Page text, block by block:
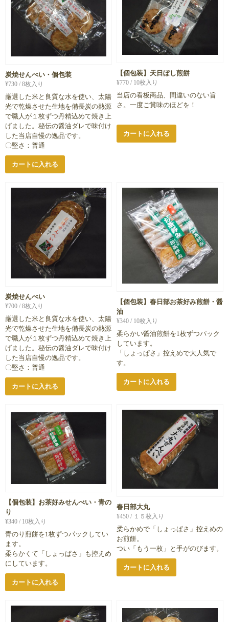
炭焼せんべい・個包装
¥730 / 8枚入り
厳選した米と良質な水を使い、太陽
光で乾燥させた生地を備長炭の熱源
で職人が１枚ずつ丹精込めて焼き上
げました。秘伝の醤油ダレで味付け
した当店自慢の逸品です。
〇堅さ：普通
カートに入れる
【個包装】天日ぼし煎餅
¥770 / 10枚入り
当店の看板商品、間違いのない旨
さ。一度ご賞味のほどを！
カートに入れる
炭焼せんべい
¥700 / 8枚入り
厳選した米と良質な水を使い、太陽
光で乾燥させた生地を備長炭の熱源
で職人が１枚ずつ丹精込めて焼き上
げました。秘伝の醤油ダレで味付け
した当店自慢の逸品です。
〇堅さ：普通
カートに入れる
【個包装】春日部お茶好み煎餅・醤
油
¥340 / 10枚入り
柔らかい醤油煎餅を1枚ずつパック
しています。
「しょっぱさ」控えめで大人気で
す。
カートに入れる
【個包装】お茶好みせんべい・青の
り
¥340 / 10枚入り
青のり煎餅を1枚ずつパックしてい
ます。
柔らかくて「しょっぱさ」も控えめ
にしています。
カートに入れる
春日部大丸
¥450 / １５枚入り
柔らかめで「しょっぱさ」控えめの
お煎餅。
つい「もう一枚」と手がのびます。
カートに入れる